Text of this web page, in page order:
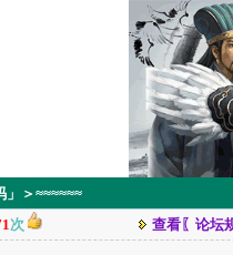
＞≈≈≈≈≈≈
次 查看〖论坛